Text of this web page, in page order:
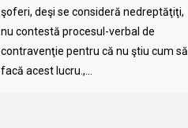
şoferi, deşi se consideră nedreptăţiţi,
nu contestă procesul-verbal de
contravenţie pentru că nu ştiu cum să
facă acest lucru.,...